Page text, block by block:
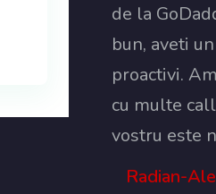
de la
bun, aveti
proactivi.
cu multe
vostru este
Radian-